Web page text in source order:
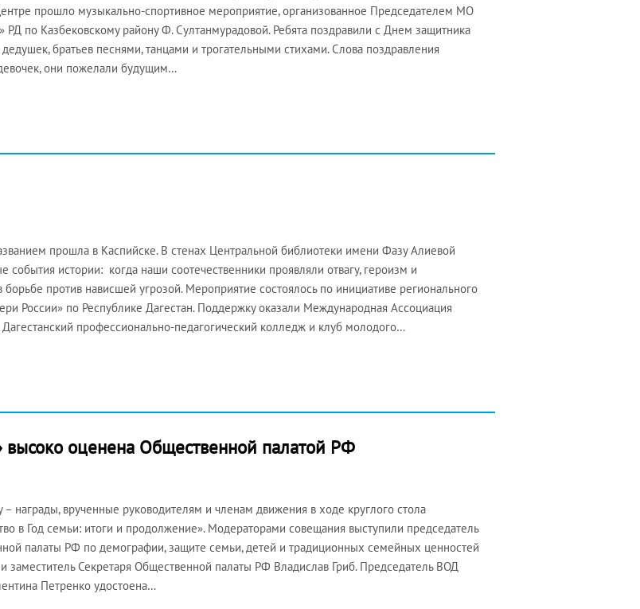
прошло музыкально-спортивное мероприятие, организованное Председателем МО
РД по Казбековскому району Ф. Султанмурадовой. Ребята поздравили с Днем защитника
дедушек, братьев песнями, танцами и трогательными стихами. Слова поздравления
они пожелали будущим…
прошла в Каспийске. В стенах Центральной библиотеки имени Фазу Алиевой
события истории: когда наши соотечественники проявляли отвагу, героизм и
борьбе против нависшей угрозой. Мероприятие состоялось по инициативе регионального
России» по Республике Дагестан. Поддержку оказали Международная Ассоциация
профессионально-педагогический колледж и клуб молодого…
оценена Общественной палатой РФ
– награды, врученные руководителям и членам движения в ходе круглого стола
в Год семьи: итоги и продолжение». Модераторами совещания выступили председатель
палаты РФ по демографии, защите семьи, детей и традиционных семейных ценностей
заместитель Секретаря Общественной палаты РФ Владислав Гриб. Председатель ВОД
Петренко удостоена…